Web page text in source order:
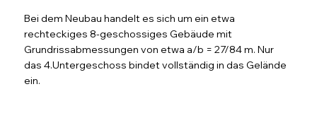
Bei dem Neubau handelt es sich um ein etwa
rechteckiges 8-geschossiges Gebäude mit
Grundrissabmessungen von etwa a/b = 27/84 m. Nur
das 4.Untergeschoss bindet vollständig in das Gelände
ein.